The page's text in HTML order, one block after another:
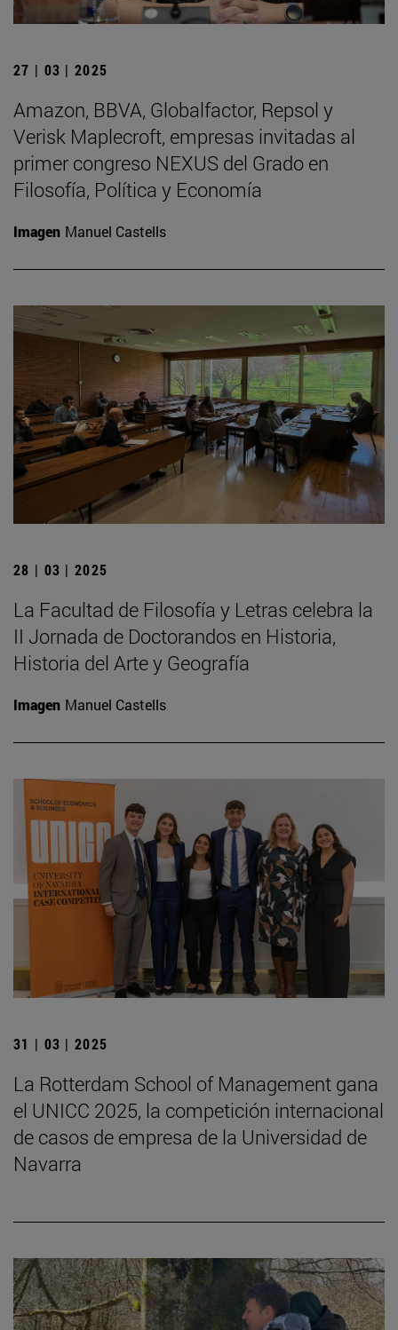
27 | 03 | 2025
Amazon, BBVA, Globalfactor, Repsol y
Verisk Maplecroft, empresas invitadas al
primer congreso NEXUS del Grado en
Filosofía, Política y Economía
Imagen Manuel Castells
28 | 03 | 2025
La Facultad de Filosofía y Letras celebra la
II Jornada de Doctorandos en Historia,
Historia del Arte y Geografía
Imagen Manuel Castells
31 | 03 | 2025
La Rotterdam School of Management gana
el UNICC 2025, la competición internacional
de casos de empresa de la Universidad de
Navarra